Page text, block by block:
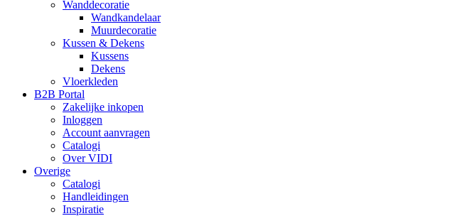
Wanddecoratie
Wandkandelaar
Muurdecoratie
Kussen & Dekens
Kussens
Dekens
Vloerkleden
B2B Portal
Zakelijke inkopen
Inloggen
Account aanvragen
Catalogi
Over VIDI
Overige
Catalogi
Handleidingen
Inspiratie